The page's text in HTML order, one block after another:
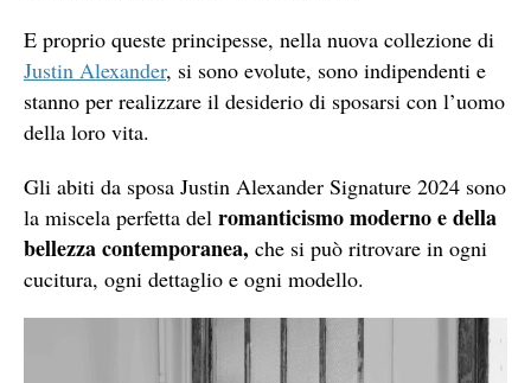
E proprio queste principesse, nella nuova collezione di
Justin Alexander, si sono evolute, sono indipendenti e
stanno per realizzare il desiderio di sposarsi con l’uomo
della loro vita.
Gli abiti da sposa Justin Alexander Signature 2024 sono
la miscela perfetta del romanticismo moderno e della
bellezza contemporanea, che si può ritrovare in ogni
cucitura, ogni dettaglio e ogni modello.